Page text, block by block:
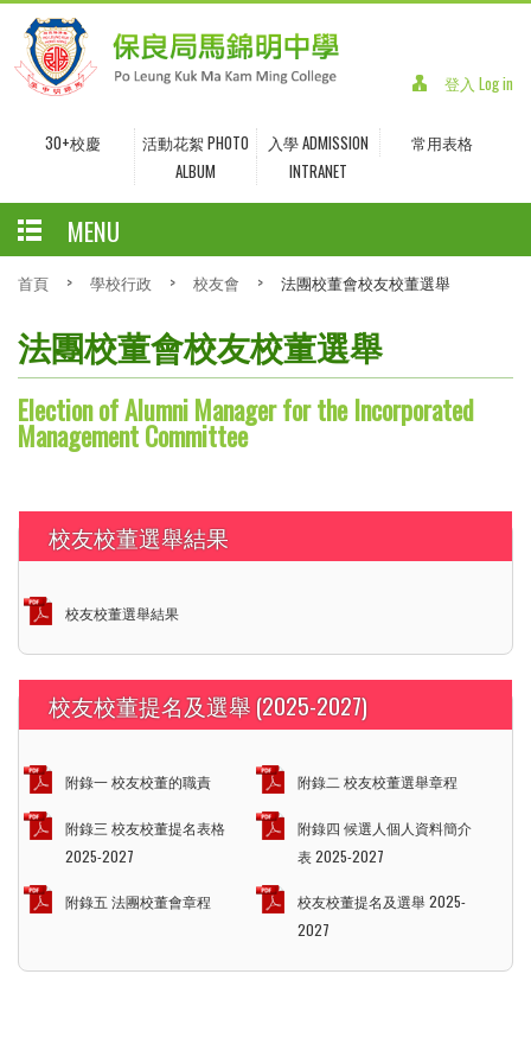
登入 Log in
30+校慶
活動花絮 PHOTO
ALBUM
入學 ADMISSION
常用表格
INTRANET
MENU
首頁 > 學校行政 > 校友會 > 法團校董會校友校董選舉
法團校董會校友校董選舉
Election of Alumni Manager for the Incorporated
Management Committee
校友校董選舉結果
校友校董選舉結果
校友校董提名及選舉 (2025-2027)
附錄一 校友校董的職責 附錄二 校友校董選舉章程
附錄三 校友校董提名表格
2025-2027
附錄四 候選人個人資料簡介
表 2025-2027
附錄五 法團校董會章程
校友校董提名及選舉 2025-
2027